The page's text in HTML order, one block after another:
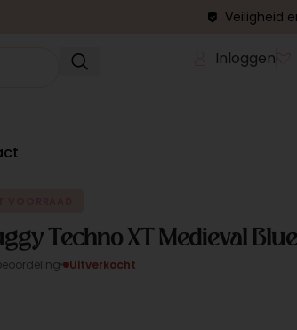
Veiligheid
Inloggen
Techno XT Medieval
Uitverkocht